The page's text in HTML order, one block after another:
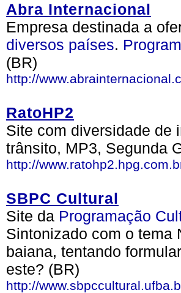
Abra Internacional
Empresa destinada a
diversos países.
(BR)
http://
RatoHP2
Site com diversidade de
trânsito, MP3, Segunda
http://
SBPC Cultural
Site da Programação
Sintonizado com o tema
baiana, tentando
este? (BR)
http://